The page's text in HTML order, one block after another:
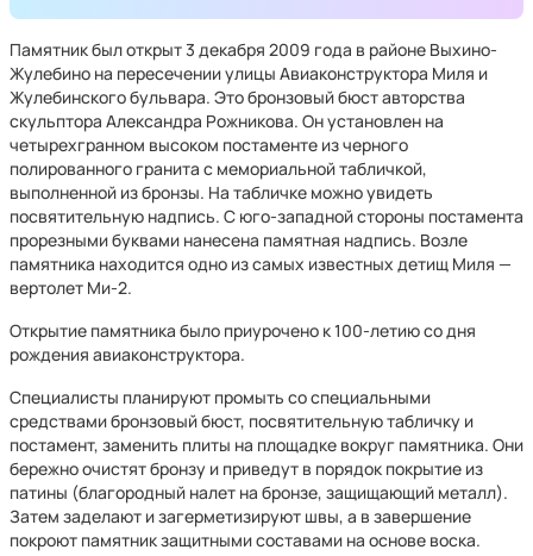
Памятник был открыт 3 декабря 2009 года в районе Выхино-
Жулебино на пересечении улицы Авиаконструктора Миля и
Жулебинского бульвара. Это бронзовый бюст авторства
скульптора Александра Рожникова. Он установлен на
четырехгранном высоком постаменте из черного
полированного гранита с мемориальной табличкой,
выполненной из бронзы. На табличке можно увидеть
посвятительную надпись. С юго-западной стороны постамента
прорезными буквами нанесена памятная надпись. Возле
памятника находится одно из самых известных детищ Миля —
вертолет Ми-2.
Открытие памятника было приурочено к 100-летию со дня
рождения авиаконструктора.
Специалисты планируют промыть со специальными
средствами бронзовый бюст, посвятительную табличку и
постамент, заменить плиты на площадке вокруг памятника. Они
бережно очистят бронзу и приведут в порядок покрытие из
патины (благородный налет на бронзе, защищающий металл).
Затем заделают и загерметизируют швы, а в завершение
покроют памятник защитными составами на основе воска.